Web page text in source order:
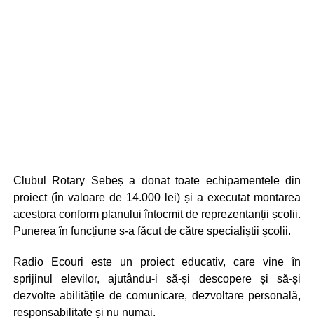
Clubul Rotary Sebeș a donat toate echipamentele din
proiect (în valoare de 14.000 lei) și a executat montarea
acestora conform planului întocmit de reprezentanții școlii.
Punerea în funcțiune s-a făcut de către specialiștii școlii.
Radio Ecouri este un proiect educativ, care vine în
sprijinul elevilor, ajutându-i să-și descopere și să-și
dezvolte abilitățile de comunicare, dezvoltare personală,
responsabilitate și nu numai.